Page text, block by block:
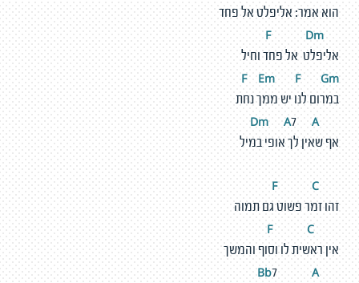
הוא אמר: אליפלט אל פחד
Dm
אליפלט אל פחד וחיל
F Em F Gm
במרום לנו יש ממך נחת
D
m A7 A
אף שאין לך אופי במיל
C
זהו זמר פשוט גם תמוה
C
אין ראשית לו וסוף והמשך
Bb
7 A